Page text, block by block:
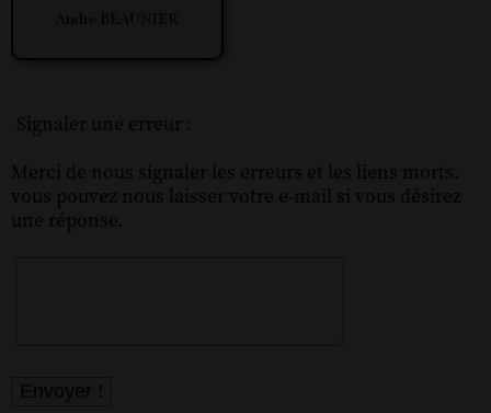
Signaler une erreur :
Merci de nous signaler les erreurs et les liens morts.
vous pouvez nous laisser votre e-mail si vous désirez
une réponse.